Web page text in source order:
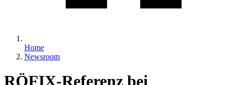
Home
Newsroom
RÖFIX-Referenz bei